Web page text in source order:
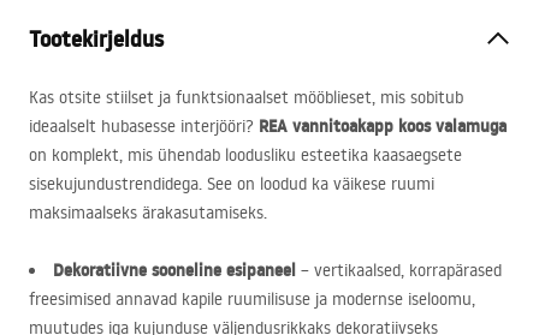
Tootekirjeldus
Kas otsite stiilset ja funktsionaalset mööblieset, mis sobitub
ideaalselt hubasesse interjööri? REA vannitoakapp koos valamuga
on komplekt, mis ühendab loodusliku esteetika kaasaegsete
sisekujundustrendidega. See on loodud ka väikese ruumi
maksimaalseks ärakasutamiseks.
Dekoratiivne sooneline esipaneel – vertikaalsed, korrapärased
freesimised annavad kapile ruumilisuse ja modernse iseloomu,
muutudes iga kujunduse väljendusrikkaks dekoratiivseks